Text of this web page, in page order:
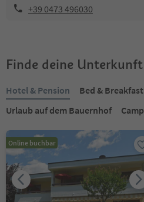
+39 0473 496030
Finde deine
Hotel & Pension
Bed & Breakfast
Urlaub auf dem Bauernhof
Online buchbar